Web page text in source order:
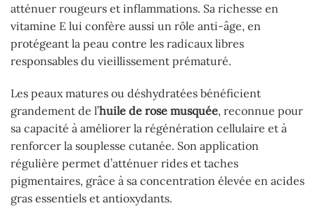
atténuer rougeurs et inflammations. Sa richesse en
vitamine E lui confère aussi un rôle anti-âge, en
protégeant la peau contre les radicaux libres
responsables du vieillissement prématuré.
Les peaux matures ou déshydratées bénéficient
grandement de l’huile de rose musquée, reconnue pour
sa capacité à améliorer la régénération cellulaire et à
renforcer la souplesse cutanée. Son application
régulière permet d’atténuer rides et taches
pigmentaires, grâce à sa concentration élevée en acides
gras essentiels et antioxydants.